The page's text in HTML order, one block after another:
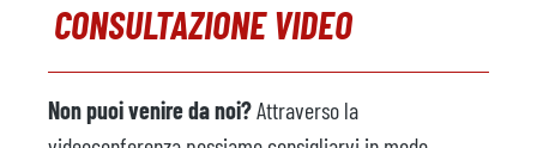
CONSULTAZIONE VIDEO
Non puoi venire da noi?Attraverso la